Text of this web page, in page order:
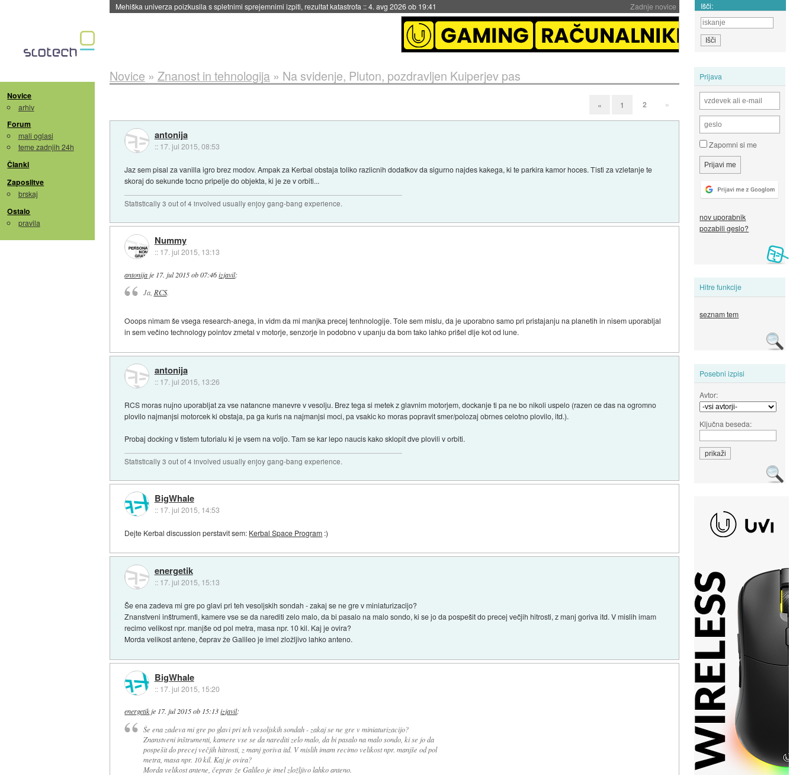
Zadnje novice
Mehiška univerza poizkusila s spletnimi sprejemnimi izpiti, rezultat katastrofa ::4. avg 2026 ob 19:41 Išči:
Novice
arhiv
Forum
mali oglasi
teme zadnjih 24h
Članki
Zaposlitve
brskaj
Ostalo
pravila
Prijava
Zapomni si me
nov uporabnik
pozabili geslo?
Hitre funkcije
seznam tem
Posebni izpisi
Avtor:
Ključna beseda:
Novice » Znanost in tehnologija» Na svidenje, Pluton, pozdravljen Kuiperjev pas
« 1 2 »
antonija
:: 17. jul 2015, 08:53
Jaz sem pisal za vanilla igro brez modov. Ampak za Kerbal obstaja toliko razlicnih dodatkov da sigurno najdes kakega, ki te parkira kamor hoces. Tisti za vzletanje te
skoraj do sekunde tocno pripelje do objekta, ki je ze v orbiti...
Statistically 3 out of 4 involved usually enjoy gang-bang experience.
Nummy
:: 17. jul 2015, 13:13
antonija je 17. jul 2015 ob 07:46 izjavil:
Ja, RCS.
Ooops nimam še vsega research-anega, in vidm da mi manjka precej tenhnologije. Tole sem mislu, da je uporabno samo pri pristajanju na planetih in nisem uporabljal
in sem večino technology pointov zmetal v motorje, senzorje in podobno v upanju da bom tako lahko prišel dlje kot od lune.
antonija
:: 17. jul 2015, 13:26
RCS moras nujno uporabljat za vse natancne manevre v vesolju. Brez tega si metek z glavnim motorjem, dockanje ti pa ne bo nikoli uspelo (razen ce das na ogromno
plovilo najmanjsi motorcek ki obstaja, pa ga kuris na najmanjsi moci, pa vsakic ko moras popravit smer/polozaj obrnes celotno plovilo, itd.).
Probaj docking v tistem tutorialu ki je vsem na voljo. Tam se kar lepo naucis kako sklopit dve plovili v orbiti.
Statistically 3 out of 4 involved usually enjoy gang-bang experience.
BigWhale
:: 17. jul 2015, 14:53
Dejte Kerbal discussion perstavit sem: Kerbal Space Program :)
energetik
:: 17. jul 2015, 15:13
Še ena zadeva mi gre po glavi pri teh vesoljskih sondah - zakaj se ne gre v miniaturizacijo?
Znanstveni inštrumenti, kamere vse se da narediti zelo malo, da bi pasalo na malo sondo, ki se jo da pospešit do precej večjih hitrosti, z manj goriva itd. V mislih imam
recimo velikost npr. manjše od pol metra, masa npr. 10 kil. Kaj je ovira?
Morda velikost antene, čeprav že Galileo je imel zložljivo lahko anteno.
BigWhale
:: 17. jul 2015, 15:20
energetikje 17. jul 2015 ob 15:13 izjavil:
Še ena zadeva mi gre po glavi pri teh vesoljskih sondah - zakaj se ne gre v miniaturizacijo?
Znanstveni inštrumenti, kamere vse se da narediti zelo malo, da bi pasalo na malo sondo, ki se jo da
pospešit do precej večjih hitrosti, z manj goriva itd. V mislih imam recimo velikost npr. manjše od pol
metra, masa npr. 10 kil. Kaj je ovira?
Morda velikost antene, čeprav že Galileo je imel zložljivo lahko anteno.